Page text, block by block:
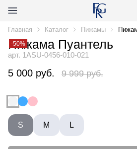
Главная Каталог Пижамы
-50%
Пижама Пуантель
арт. 1ASU-0456-010-021
5 000 руб. 9 999 руб.
S M L